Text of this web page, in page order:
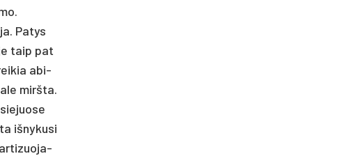
Pa­tys
taip pat
abi­
mirš­ta.
iš­ny­ku­si